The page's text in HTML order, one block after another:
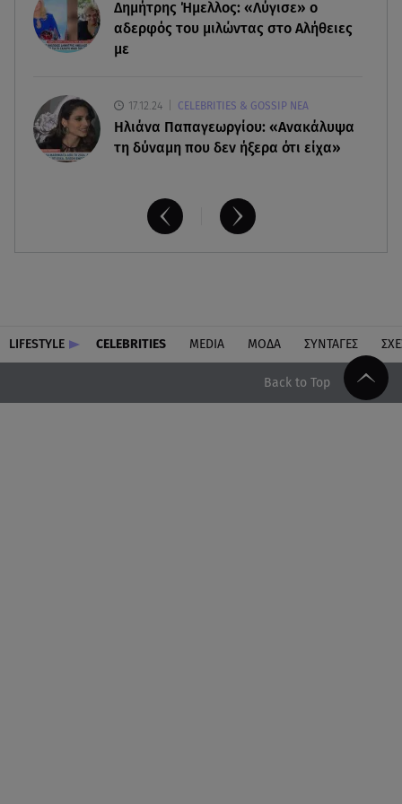
Δημήτρης Ήμελλος: «Λύγισε» ο
αδερφός του μιλώντας στο Αλήθειες
με
17.12.24 CELEBRITIES & GOSSIP ΝΕΑ
Ηλιάνα Παπαγεωργίου: «Ανακάλυψα
τη δύναμη που δεν ήξερα ότι είχα»
LIFESTYLE CELEBRITIES MEDIA ΜΟΔΑ ΣΥΝΤΑΓΕΣ
Back to Top